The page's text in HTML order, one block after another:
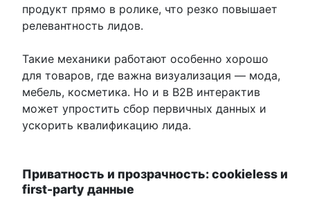
продукт прямо в ролике, что резко повышает
релевантность лидов.
Такие механики работают особенно хорошо
для товаров, где важна визуализация — мода,
мебель, косметика. Но и в B2B интерактив
может упростить сбор первичных данных и
ускорить квалификацию лида.
Приватность и прозрачность: cookieless и
first-party данные